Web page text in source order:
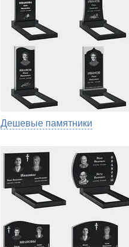
Дешевые памятники